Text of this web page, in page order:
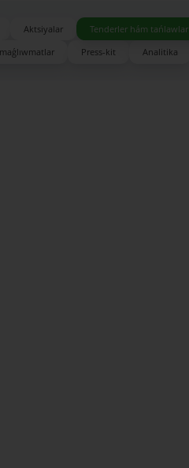
Aktsiyalar Tenderler hám tańlawlar
Press-kit Analitika